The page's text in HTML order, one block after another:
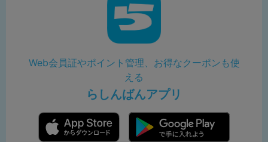
Web会員証やポイント管理、お得なクーポンも使
える
らしんばんアプリ